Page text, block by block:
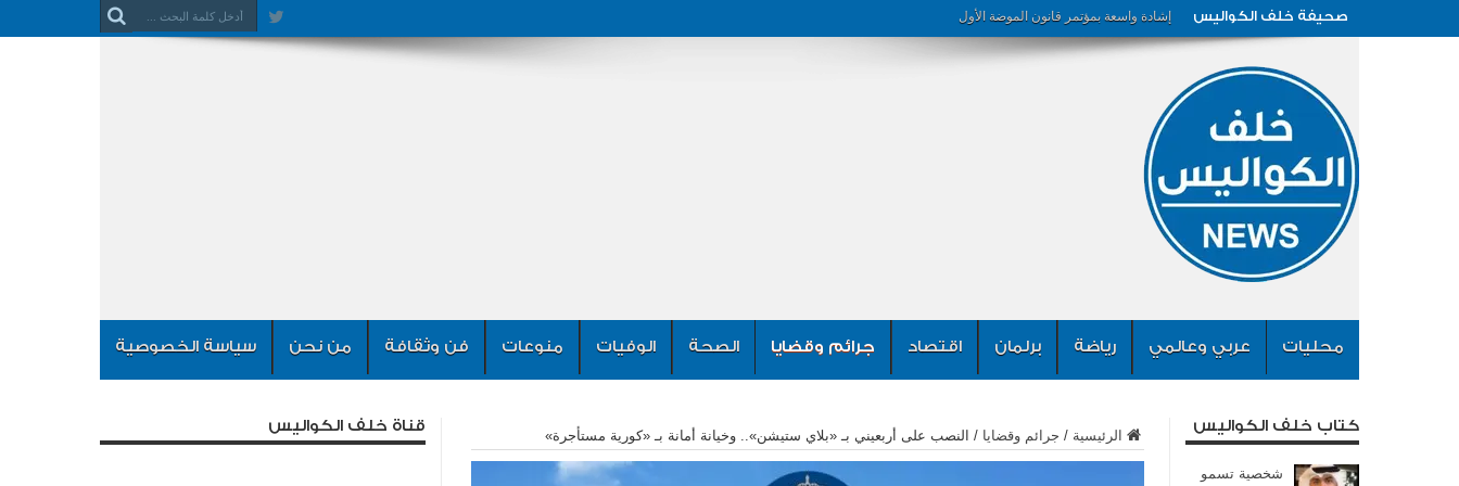
صحيفة خلف الكواليس إشادة واسعة بمؤتمر قانون الموضة الأول
محليات عربي وعالمي رياضة برلمان اقتصاد جرائم وقضايا الصحة الوفيات منوعات فن وثقافة من نحن سياسة الخصوصية
الرئيسية / جرائم وقضايا / النصب على أربعيني بـ «بلاي ستيشن».. وخيانة أمانة بـ «كورية مستأجرة»
كتاب خلف الكواليس
شخصية تسمو
قناة خلف الكواليس